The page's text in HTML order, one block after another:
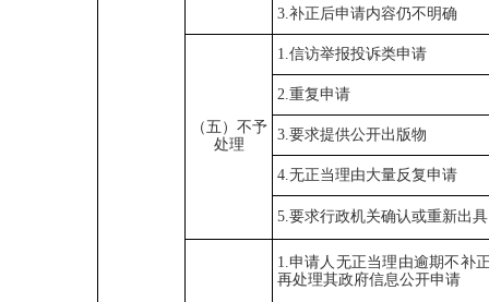
3.补正后申请内容仍不明确
（五）不予
处理
1.信访举报投诉类申请
2.重复申请
3.要求提供公开出版物
4.无正当理由大量反复申请
5.要求行政机关确认或重新出
1.申请人无正当理由逾期不补
再处理其政府信息公开申请